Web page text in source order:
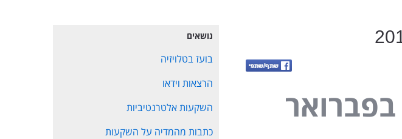
תחזית של תטא ל-3 בפברואר
נושאים
בועז בטלויזיה
הרצאות וידאו
השקעות אלטרנטיביות
כתבות מהמדיה על השקעות